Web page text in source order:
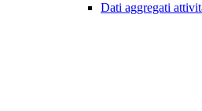
Dati aggregati